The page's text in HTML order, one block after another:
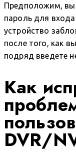
Предположим, вы
пароль для
устройство
после того, как
подряд введете
Как
DVR/